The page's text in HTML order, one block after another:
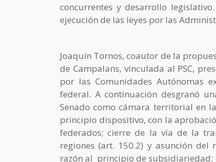
concurrentes y desarrollo
ejecución de las leyes por las
Joaquín Tornos, coautor de la
de Campalans, vinculada al PSC,
por las Comunidades Autónomas
federal. A continuación desgranó
Senado como cámara territorial en
principio dispositivo, con la
federados; cierre de la vía de la
regiones (art. 150.2) y asunción del
razón al principio de subsidiariedad;